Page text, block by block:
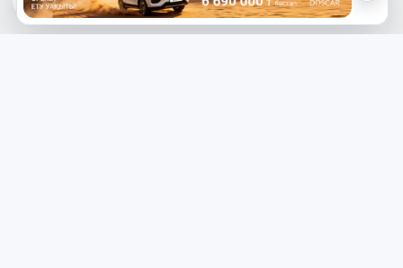
8 (7112) 513-997